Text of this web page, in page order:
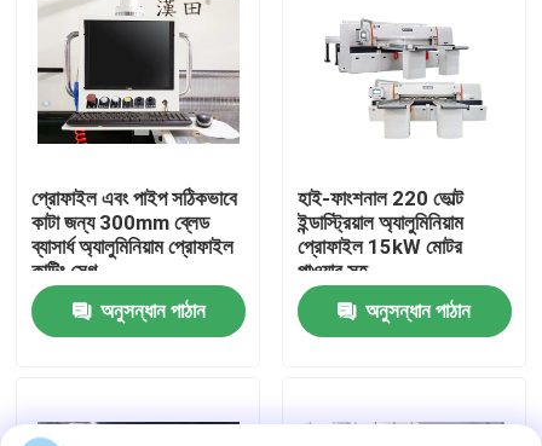
পণ্য
আমাদের সম্পর্কে
কারখানা ভ্রমণ
মান নিয়ন্ত্রণ
যোগাযোগ করুন
খবর
প্রোফাইল এবং পাইপ সঠিকভাবে
কাটা জন্য 300mm ব্লেড
ব্যাসার্ধ অ্যালুমিনিয়াম প্রোফাইল
কাটিং সেগ
অনুসন্ধান পাঠান
হাই-ফাংশনাল 220 ভোল্ট
ইন্ডাস্ট্রিয়াল অ্যালুমিনিয়াম
প্রোফাইল 15kW মোটর
পাওয়ার সহ
অনুসন্ধান পাঠান